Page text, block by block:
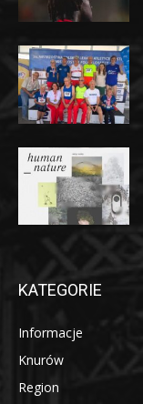
KATEGORIE
Informacje
Knurów
Region